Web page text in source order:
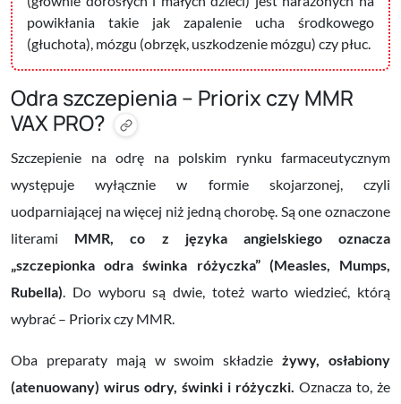
powikłania takie jak zapalenie ucha środkowego
(głuchota), mózgu (obrzęk, uszkodzenie mózgu) czy płuc.
Odra szczepienia – Priorix czy MMR
VAX PRO?
Szczepienie na odrę na polskim rynku farmaceutycznym
występuje wyłącznie w formie skojarzonej, czyli
uodparniającej na więcej niż jedną chorobę. Są one oznaczone
literami MMR, co z języka angielskiego oznacza
„szczepionka odra świnka różyczka” (Measles, Mumps,
Rubella). Do wyboru są dwie, toteż warto wiedzieć, którą
wybrać – Priorix czy MMR.
Oba preparaty mają w swoim składzieżywy, osłabiony
(atenuowany) wirus odry, świnki i różyczki. Oznacza to, że